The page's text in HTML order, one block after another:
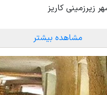
زیرزمینی کاریز
مشاهده بیشتر